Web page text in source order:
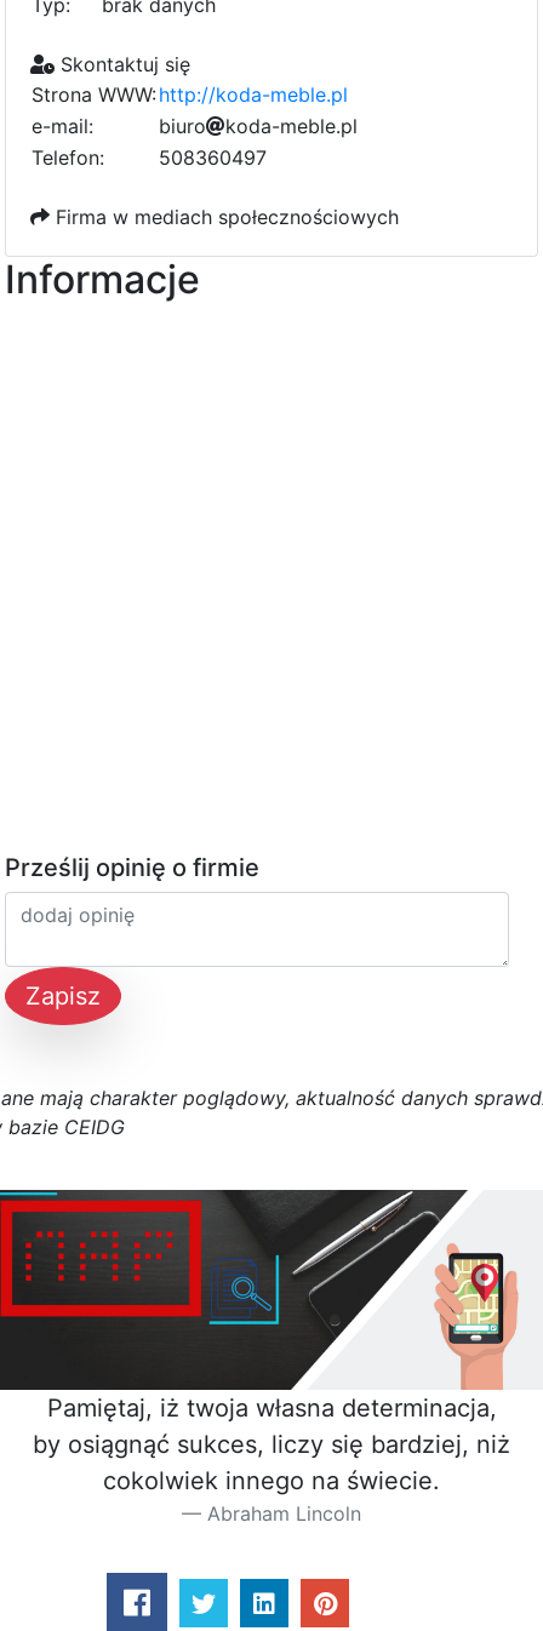
Skontaktuj się
Strona WWW:http://koda-meble.pl
e-mail:
bf
iuro kod6
b
a-meb8
le.8
pl
Telefon:
508360497
Firma w mediach społecznościowych
Informacje
Prześlij opinię o firmie
Zapisz
ane mają charakter poglądowy, aktualność danych sprawd
bazie CEIDG
Pamiętaj, iż twoja własna determinacja,
by osiągnąć sukces, liczy się bardziej, niż
cokolwiek innego na świecie.
Abraham Lincoln